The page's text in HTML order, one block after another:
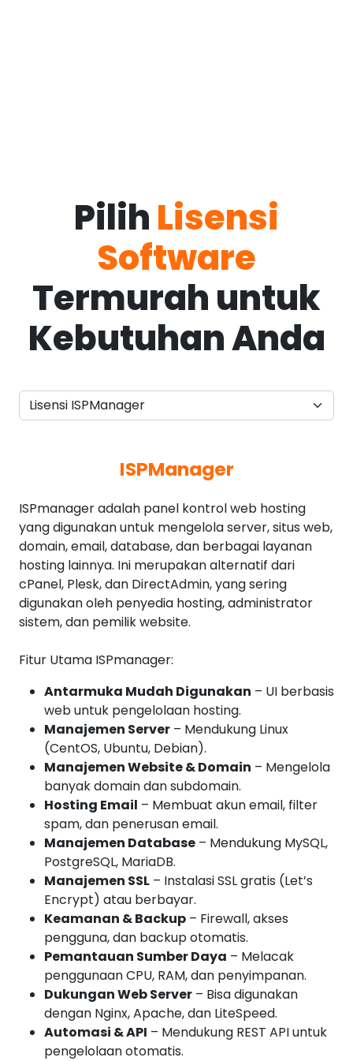
Pilih Lisensi
Software
Termurah untuk
Kebutuhan Anda
ISPManager
ISPmanager adalah panel kontrol web hosting
yang digunakan untuk mengelola server, situs web,
domain, email, database, dan berbagai layanan
hosting lainnya. Ini merupakan alternatif dari
cPanel, Plesk, dan DirectAdmin, yang sering
digunakan oleh penyedia hosting, administrator
sistem, dan pemilik website.
Fitur Utama ISPmanager:
Antarmuka Mudah Digunakan – UI berbasis
web untuk pengelolaan hosting.
Manajemen Server – Mendukung Linux
(CentOS, Ubuntu, Debian).
Manajemen Website & Domain – Mengelola
banyak domain dan subdomain.
Hosting Email – Membuat akun email, filter
spam, dan penerusan email.
Manajemen Database – Mendukung MySQL,
PostgreSQL, MariaDB.
Manajemen SSL – Instalasi SSL gratis (Let’s
Encrypt) atau berbayar.
Keamanan & Backup – Firewall, akses
pengguna, dan backup otomatis.
Pemantauan Sumber Daya – Melacak
penggunaan CPU, RAM, dan penyimpanan.
Dukungan Web Server – Bisa digunakan
dengan Nginx, Apache, dan LiteSpeed.
Automasi & API – Mendukung REST API untuk
pengelolaan otomatis.